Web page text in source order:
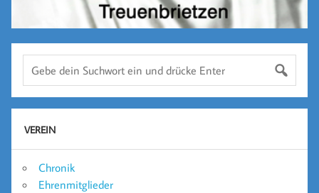
VEREIN
Chronik
Ehrenmitglieder